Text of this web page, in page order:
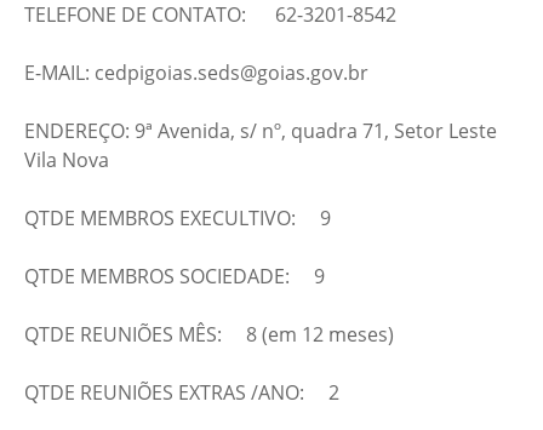
TELEFONE DE CONTATO: 62-3201-8542
E-MAIL: cedpigoias.seds@goias.gov.br
ENDEREÇO: 9ª Avenida, s/ nº, quadra 71, Setor Leste
Vila Nova
QTDE MEMBROS EXECULTIVO: 9
QTDE MEMBROS SOCIEDADE: 9
QTDE REUNIÕES MÊS: 8 (em 12 meses)
QTDE REUNIÕES EXTRAS /ANO: 2